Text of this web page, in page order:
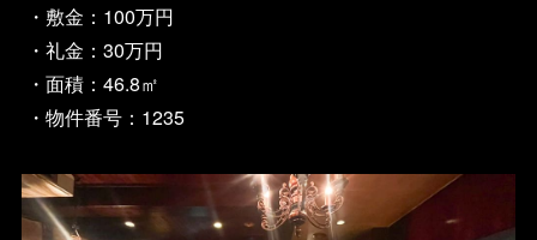
・敷金：100万円
・礼金：30万円
・面積：46.8㎡
・物件番号：1235